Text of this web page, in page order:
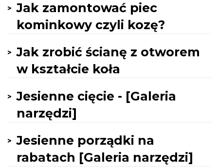
Jak zamontować piec
kominkowy czyli kozę?
Jak zrobić ścianę z otworem
w kształcie koła
Jesienne cięcie - [Galeria
narzędzi]
Jesienne porządki na
rabatach [Galeria narzędzi]